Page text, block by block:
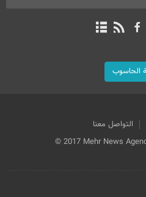
الحاسوب
التواصل معنا
© 2017 Mehr News